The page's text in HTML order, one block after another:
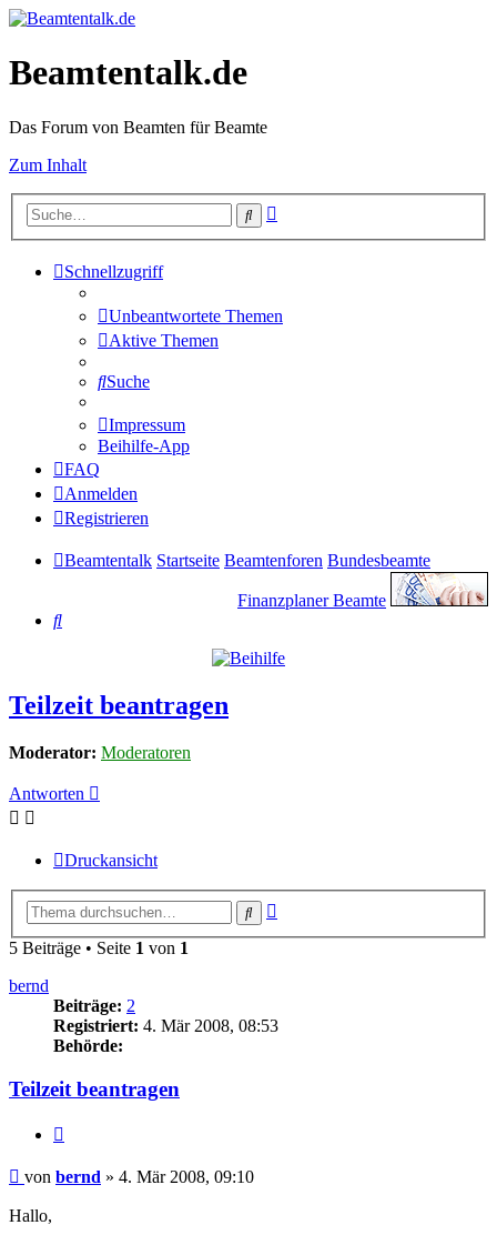
Beamtentalk.de
Das Forum von Beamten für Beamte
Zum Inhalt
Suche
Schnellzugriff
Unbeantwortete Themen
Aktive Themen
Suche
Impressum
Beihilfe-App
FAQ
Anmelden
Registrieren
Beamtentalk Startseite Beamtenforen Bundesbeamte
Finanzplaner Beamte
Suche
Teilzeit beantragen
Moderator: Moderatoren
Antworten
Druckansicht
Suche
5 Beiträge • Seite 1 von 1
bernd
Beiträge: 2
Registriert: 4. Mär 2008, 08:53
Behörde:
Teilzeit beantragen
Beitrag
von bernd » 4. Mär 2008, 09:10
Hallo,